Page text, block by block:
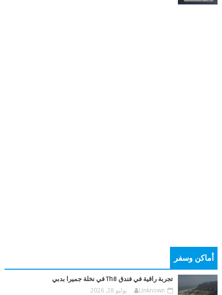
أماكن وسفر
تجربة راقية في فندق Th8 في نخلة جميرا بدبي
Unknown يوليو 28, 2026